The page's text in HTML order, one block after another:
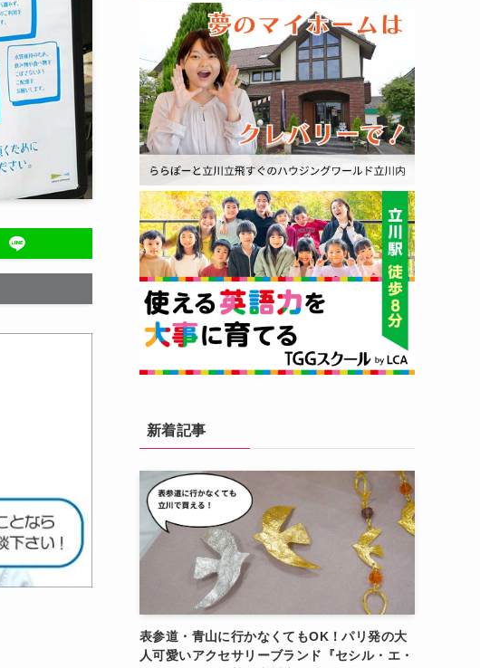
新着記事
表参道・青山に行かなくてもOK！パリ発の大
人可愛いアクセサリーブランド『セシル・エ・